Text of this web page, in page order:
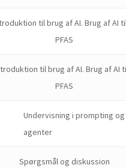
til brug af AI. Brug af AI
PFAS
til brug af AI. Brug af AI
PFAS
i prompting og
agenter
Spørgsmål og diskussion